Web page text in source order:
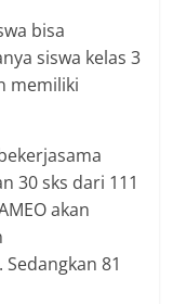
bisa
siswa kelas 3
memiliki
30 sks dari 111
akan
81